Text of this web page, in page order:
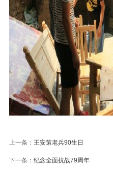
上一条： 王安策老兵90生日
下一条： 纪念全面抗战79周年